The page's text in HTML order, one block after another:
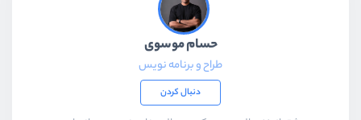
حسام موسوی
طراح و برنامه نویس
دنبال کردن